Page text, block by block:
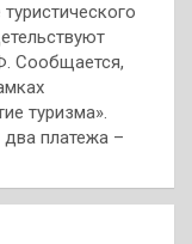
Сообщается,
туризма».
два платежа –